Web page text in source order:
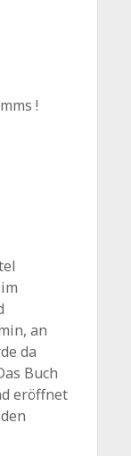
!
an
da
Buch
eröffnet